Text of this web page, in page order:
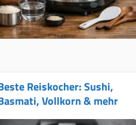
Reiskocher: Sushi,
Vollkorn & mehr